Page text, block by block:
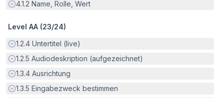
Erfüllt:
4.1.2 Name, Rolle, Wert
Level AA (23/24)
Erfüllt:
1.2.4 Untertitel (live)
Erfüllt:
1.2.5 Audiodeskription (aufgezeichnet)
Erfüllt:
1.3.4 Ausrichtung
Erfüllt:
1.3.5 Eingabezweck bestimmen